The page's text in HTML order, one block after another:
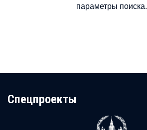
параметры поиска.
Cпецпроекты